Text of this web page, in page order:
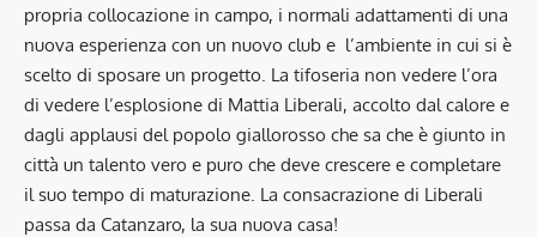
propria collocazione in campo, i normali adattamenti di una
nuova esperienza con un nuovo club e l’ambiente in cui si è
scelto di sposare un progetto. La tifoseria non vedere l’ora
di vedere l’esplosione di Mattia Liberali, accolto dal calore e
dagli applausi del popolo giallorosso che sa che è giunto in
città un talento vero e puro che deve crescere e completare
il suo tempo di maturazione. La consacrazione di Liberali
passa da Catanzaro, la sua nuova casa!